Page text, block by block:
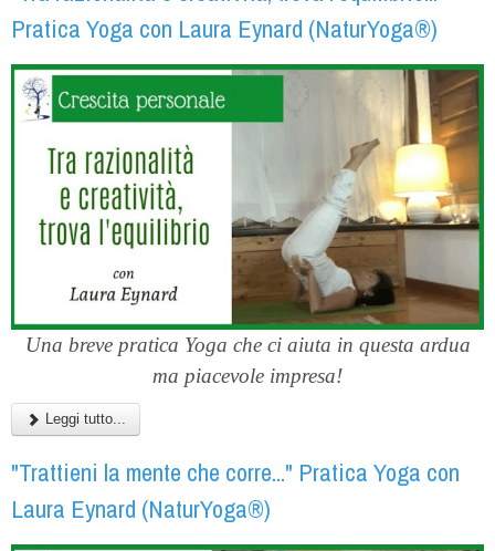
Pratica Yoga con Laura Eynard (NaturYoga®)
Una breve pratica Yoga che ci aiuta in questa ardua
ma piacevole impresa!
Leggi tutto...
"Trattieni la mente che corre..." Pratica Yoga con
Laura Eynard (NaturYoga®)